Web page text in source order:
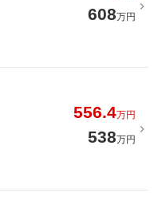
608万円
556.4万円
538万円